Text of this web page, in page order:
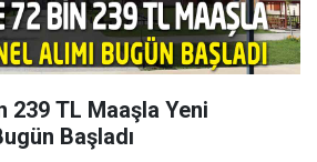
239 TL Maaşla Yeni
Başladı